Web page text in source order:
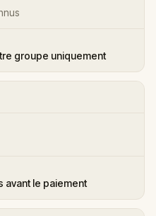
groupe uniquement
avant le paiement